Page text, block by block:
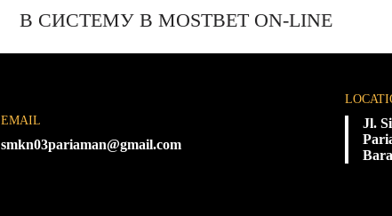
В СИСТЕМУ В MOSTBET ON-LINE
EMAIL
smkn03pariaman@gmail.com
Jl.